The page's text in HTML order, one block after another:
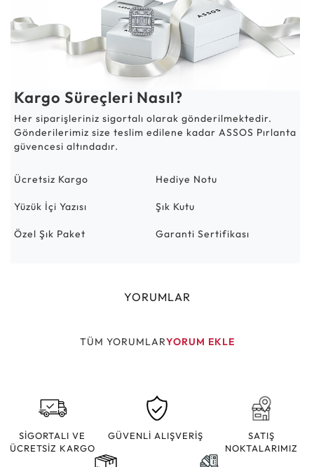
Kargo Süreçleri Nasıl?
Her siparişleriniz sigortalı olarak gönderilmektedir.
Gönderilerimiz size teslim edilene kadar ASSOS Pırlanta
güvencesi altındadır.
Ücretsiz Kargo Hediye Notu
Yüzük İçi Yazısı Şık Kutu
Özel Şık Paket Garanti Sertifikası
YORUMLAR
TÜM YORUMLARYORUM EKLE
SİGORTALI VE
ÜCRETSİZ KARGO
GÜVENLİ ALIŞVERİŞ
SATIŞ
NOKTALARIMIZ